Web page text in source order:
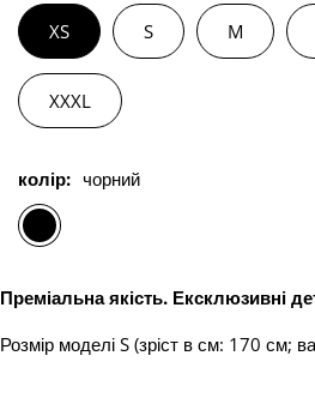
XS S M
XXXL
колір: чорний
Преміальна якість. Ексклюзивні
Розмір моделі S (зріст в см: 170 см;